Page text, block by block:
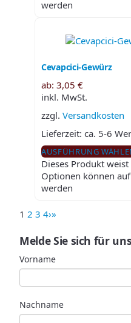
werden
Cevapcici-Gewürz
ab: 3,05 €
inkl. MwSt.
zzgl. Versandkosten
Lieferzeit: ca. 5-6
AUSFÜHRUNG
Dieses Produkt
Optionen können
werden
1 2 3 4›»
Melde Sie sich für
Vorname
Nachname